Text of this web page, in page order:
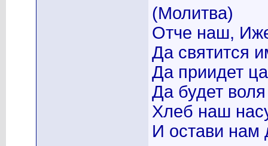
(Молитва)
Отче наш,
Да святится
Да приидет
Да будет
Хлеб наш
И остави нам